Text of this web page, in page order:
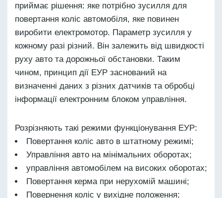
приймає рішення: яке потрібно зусилля для
повертання коліс автомобіля, яке повинен
виробити електромотор. Параметр зусилля у
кожному разі різний. Він залежить від швидкості
руху авто та дорожньої обстановки. Таким
чином, принцип дії ЕУР заснований на
визначенні даних з різних датчиків та обробці
інформації електронним блоком управління.
Розрізняють такі режими функціонування ЕУР:
Повертання коліс авто в штатному режимі;
Управління авто на мінімальних оборотах;
управління автомобілем на високих оборотах;
Повертання керма при нерухомій машині;
Повернення коліс у вихідне положення;